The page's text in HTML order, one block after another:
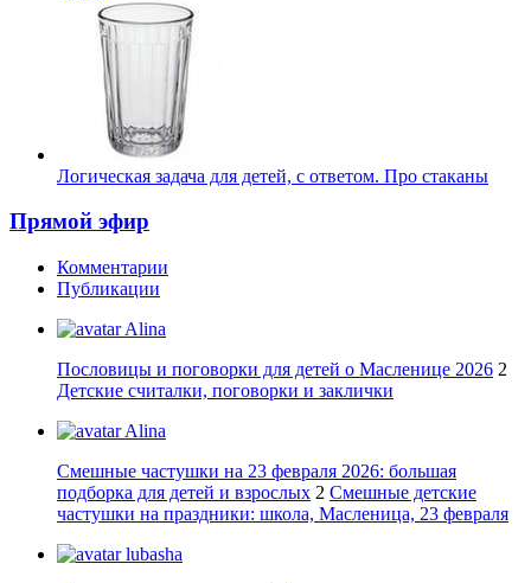
Логическая задача для детей, с ответом. Про стаканы
Прямой эфир
Комментарии
Публикации
Alina
Пословицы и поговорки для детей о Масленице 2026 2
Детские считалки, поговорки и заклички
Alina
Смешные частушки на 23 февраля 2026: большая
подборка для детей и взрослых 2 Смешные детские
частушки на праздники: школа, Масленица, 23 февраля
lubasha